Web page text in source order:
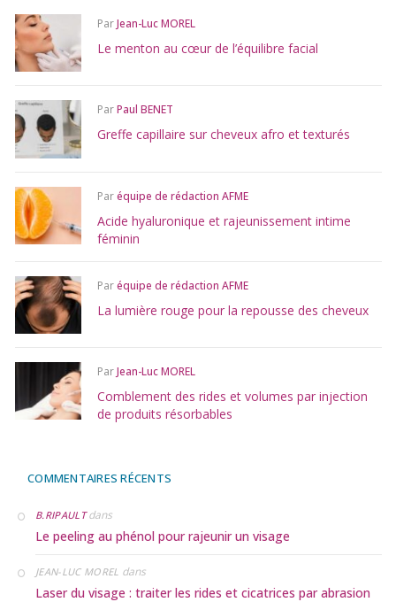
ParJean-Luc MOREL
Le menton au cœur de l’équilibre facial
ParPaul BENET
Greffe capillaire sur cheveux afro et texturés
Paréquipe de rédaction AFME
Acide hyaluronique et rajeunissement intime
féminin
Paréquipe de rédaction AFME
La lumière rouge pour la repousse des cheveux
ParJean-Luc MOREL
Comblement des rides et volumes par injection
de produits résorbables
COMMENTAIRES RÉCENTS
B.RIPAULTdans
Le peeling au phénol pour rajeunir un visage
JEAN-LUC MOREL dans
Laser du visage : traiter les rides et cicatrices par abrasion